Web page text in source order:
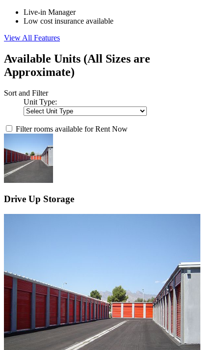
Live-in Manager
Low cost insurance available
View All Features
Available Units (All Sizes are
Approximate)
Sort and Filter
Unit Type:
Filter rooms available for Rent Now
Drive Up Storage